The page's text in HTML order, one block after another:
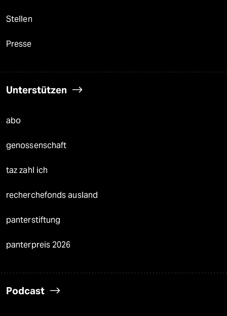
Stellen
Presse
Unterstützen
abo
genossenschaft
taz zahl ich
recherchefonds ausland
panterstiftung
panterpreis 2026
Podcast